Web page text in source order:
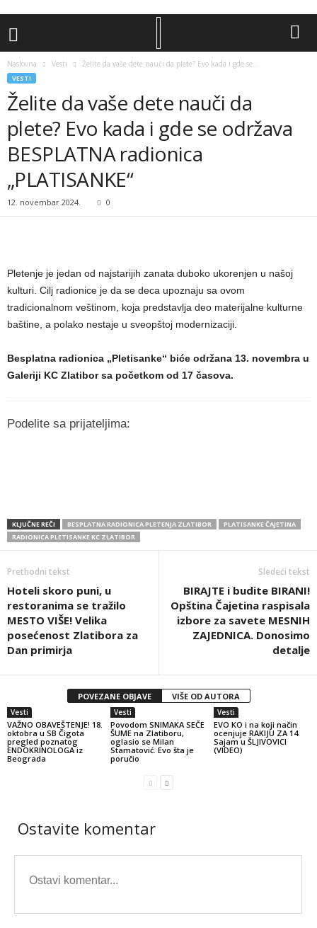
Naslovna Vesti Želite da vaše dete nauči da plete? Evo kada i gde se...
VESTI
Želite da vaše dete nauči da
plete? Evo kada i gde se održava
BESPLATNA radionica
„PLATISANKE“
12. novembar 2024. 0
Pletenje je jedan od najstarijih zanata duboko ukorenjen u našoj
kulturi. Cilj radionice je da se deca upoznaju sa ovom
tradicionalnom veštinom, koja predstavlja deo materijalne kulturne
baštine, a polako nestaje u sveopštoj modernizaciji.
Besplatna radionica „Pletisanke“ biće održana 13. novembra u
Galeriji KC Zlatibor sa početkom od 17 časova.
Podelite sa prijateljima:
KLJUČNE REČI BESPLATNA RADIONICA PLETENJA ZLATIBOR
PLATISANKE ČAJETINA
RADIONICA PLETISANKE KC ZLATIBOR
Prethodni tekst
Hoteli skoro puni, u
restoranima se tražilo
MESTO VIŠE! Velika
posećenost Zlatibora za
Dan primirja
Sledeći tekst
BIRAJTE i budite BIRANI!
Opština Čajetina raspisala
izbore za savete MESNIH
ZAJEDNICA. Donosimo
detalje
POVEZANE OBJAVE VIŠE OD AUTORA
Vesti
VAŽNO OBAVEŠTENJE! 18.
oktobra u SB Čigota
pregled poznatog
ENDOKRINOLOGA iz
Beograda
Vesti
Povodom SNIMAKA SEČE
ŠUME na Zlatiboru,
oglasio se Milan
Stamatović. Evo šta je
poručio
Vesti
EVO KO i na koji način
ocenjuje RAKIJU ZA 14.
Sajam u ŠLJIVOVICI
(VIDEO)
Ostavite komentar